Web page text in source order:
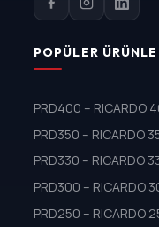
POPÜLER
PRD400 – RICARDO
PRD350 – RICARDO
PRD330 – RICARDO
PRD300 – RICARDO
PRD250 – RICARDO